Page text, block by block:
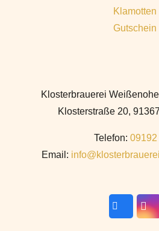
Klamotten
Gutschein
Klosterbrauerei
Klosterstraße 20,
Telefon: 09192
Email: